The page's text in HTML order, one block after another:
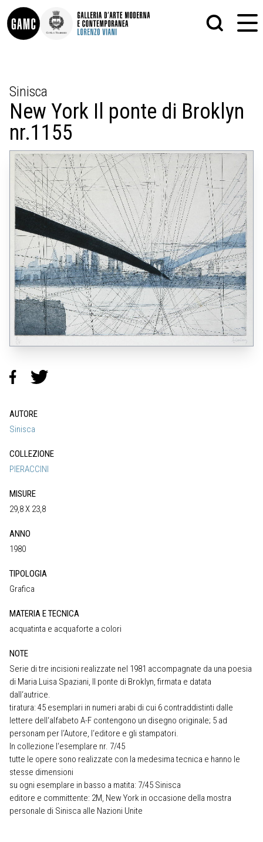
INFO
CONTATTI
DIDATTICA
SHOP
LE COLLEZIONI
GLI AUTORI
LORENZO VIANI
MOSTRE
EVENTI
PALAZZO DELLE MUSE
SCULTURA
STAMPA
FOTOGRAFIA
Sinisca
New York Il ponte di Broklyn
nr.1155
AUTORE
Sinisca
COLLEZIONE
PIERACCINI
MISURE
29,8 X 23,8
ANNO
1980
TIPOLOGIA
Grafica
MATERIA E TECNICA
acquatinta e acquaforte a colori
NOTE
Serie di tre incisioni realizzate nel 1981 accompagnate da una poesia
di Maria Luisa Spaziani, Il ponte di Broklyn, firmata e datata
dall‘autrice.
tiratura: 45 esemplari in numeri arabi di cui 6 contraddistinti dalle
lettere dell‘alfabeto A-F contengono un disegno originale; 5 ad
personam per l‘Autore, l‘editore e gli stampatori.
In collezione l‘esemplare nr. 7/45
tutte le opere sono realizzate con la medesima tecnica e hanno le
stesse dimensioni
su ogni esemplare in basso a matita: 7/45 Sinisca
editore e committente: 2M, New York in occasione della mostra
personale di Sinisca alle Nazioni Unite